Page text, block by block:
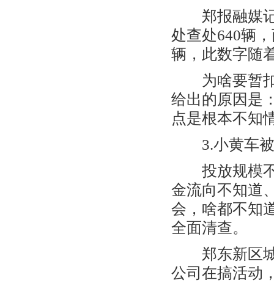
郑报融媒记
处查处640辆
辆，此数字随
为啥要暂扣
给出的原因是
点是根本不知
3.小黄车被
投放规模不
金流向不知道
会，啥都不知
全面清查。
郑东新区城
公司在搞活动